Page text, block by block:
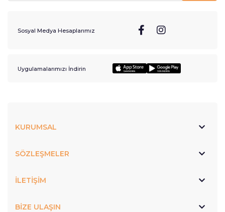
Sosyal Medya Hesaplarımız
Uygulamalarımızı İndirin
KURUMSAL
SÖZLEŞMELER
İLETİŞİM
BİZE ULAŞIN